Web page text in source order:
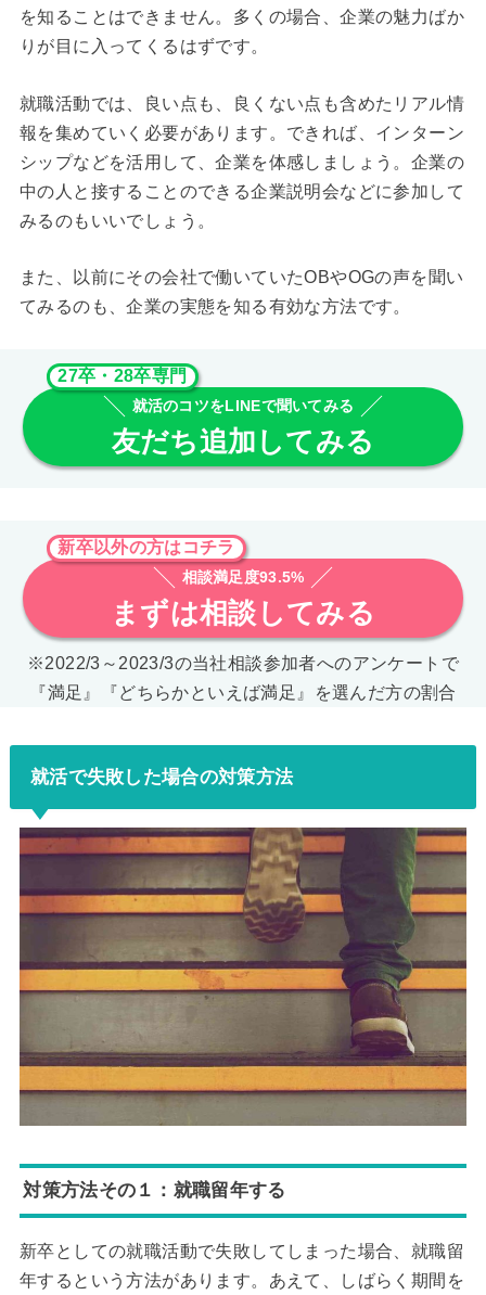
を知ることはできません。多くの場合、企業の魅力ばか
りが目に入ってくるはずです。
就職活動では、良い点も、良くない点も含めたリアル情
報を集めていく必要があります。できれば、インターン
シップなどを活用して、企業を体感しましょう。企業の
中の人と接することのできる企業説明会などに参加して
みるのもいいでしょう。
また、以前にその会社で働いていたOBやOGの声を聞い
てみるのも、企業の実態を知る有効な方法です。
27卒・28卒専門
就活のコツをLINEで聞いてみる
友だち追加してみる
新卒以外の方はコチラ
相談満足度93.5%
まずは相談してみる
※2022/3～2023/3の当社相談参加者へのアンケートで
『満足』『どちらかといえば満足』を選んだ方の割合
就活で失敗した場合の対策方法
対策方法その１：就職留年する
新卒としての就職活動で失敗してしまった場合、就職留
年するという方法があります。あえて、しばらく期間を